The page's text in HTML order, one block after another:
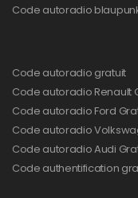
Code autoradio
Code autoradio gratuit
Code autoradio Renault
Code autoradio Ford
Code autoradio
Code autoradio Audi
Code authentification